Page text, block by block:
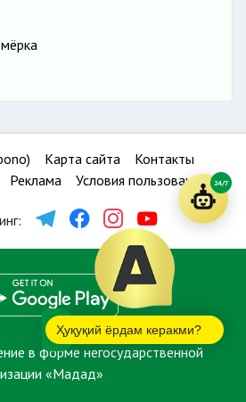
Карта сайта
Контакты
Реклама Условия пользования
в форме негосударственной
«Мадад»
Ҳуқуқий ёрдам керакми?
24/7